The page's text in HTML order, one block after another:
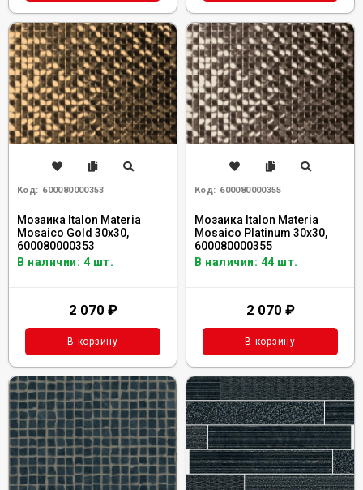
Код: 600080000353
Мозаика Italon Materia
Mosaico Gold 30x30,
600080000353
В наличии: 4 шт.
2 070 ₽
В корзину
Код: 600080000355
Мозаика Italon Materia
Mosaico Platinum 30x30,
600080000355
В наличии: 44 шт.
2 070 ₽
В корзину